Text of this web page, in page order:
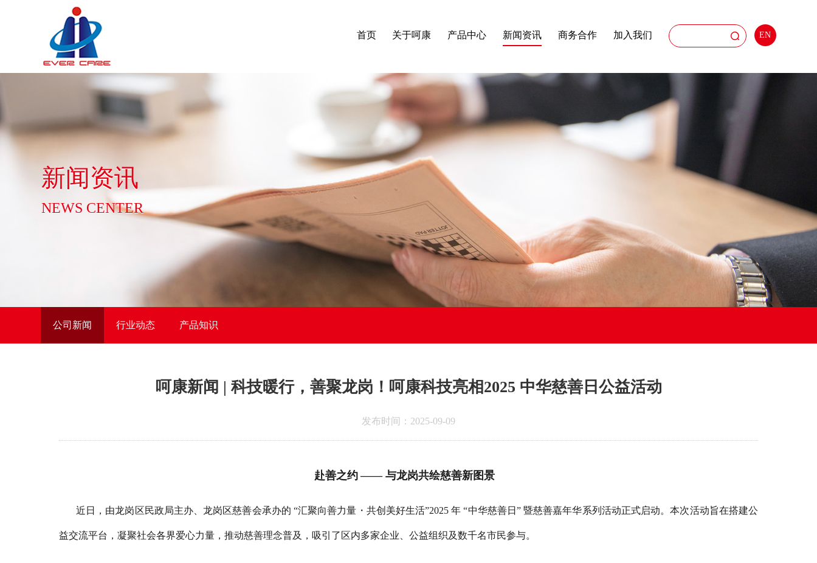
EN
首页 关于呵康 产品中心 新闻资讯 商务合作 加入我们
新闻资讯
NEWS CENTER
公司新闻 行业动态 产品知识
呵康新闻 | 科技暖行，善聚龙岗！呵康科技亮相2025 中华慈善日公益活动
发布时间：2025-09-09
赴善之约 —— 与龙岗共绘慈善新图景
近日 ，由龙岗区民政局主办、龙岗区慈善会承办的 “汇聚向善力量・共创美好生活”2025年“中华慈善日 ”暨慈善嘉年华系列活动正式启动。本次活动旨在搭建公
益交流平台，凝聚社会各界爱心力量，推动慈善理念普及，吸引了区内多家企业、公益组织及数千名市民参与。